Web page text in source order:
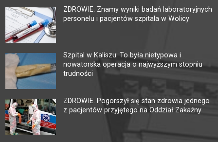
ZDROWIE. Znamy wyniki badań laboratoryjnych
personelu i pacjentów szpitala w Wolicy
Szpital w Kaliszu: To była nietypowa i
nowatorska operacja o najwyższym stopniu
trudności
ZDROWIE. Pogorszył się stan zdrowia jednego
z pacjentów przyjętego na Oddział Zakaźny